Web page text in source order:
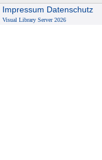
Impressum Datenschutz
Visual Library Server 2026